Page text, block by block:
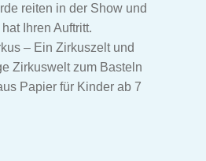
reiten in der Show und
Ihren Auftritt.
– Ein Zirkuszelt und
Zirkuswelt zum Basteln
Papier für Kinder ab 7